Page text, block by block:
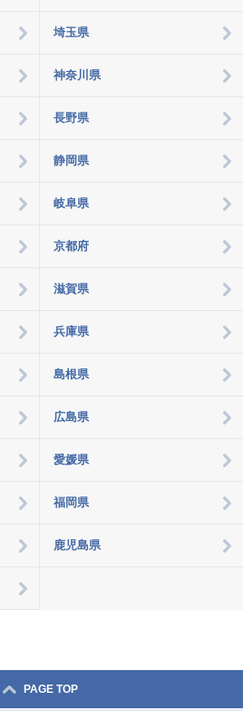
埼玉県
神奈川県
長野県
静岡県
岐阜県
京都府
滋賀県
兵庫県
島根県
広島県
愛媛県
福岡県
鹿児島県
PAGE TOP